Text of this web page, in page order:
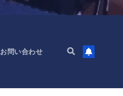
お問い合わせ